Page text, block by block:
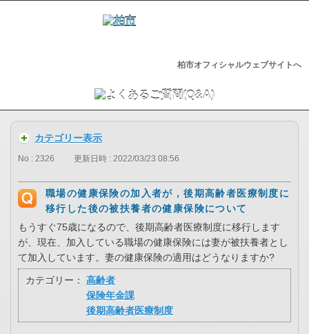
柏市オフィシャルウェブサイトへ
カテゴリー表示
No : 2326 更新日時 : 2022/03/23 08:56
職場の健康保険の加入者が，後期高齢者医療制度に
移行した後の被扶養者の健康保険について
もうすぐ75歳になるので、後期高齢者医療制度に移行します
が、現在、加入している職場の健康保険には妻が被扶養者とし
て加入しています。妻の健康保険の適用はどうなりますか?
カテゴリー：
高齢者
保険年金課
後期高齢者医療制度